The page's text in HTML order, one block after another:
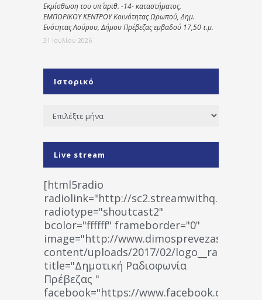
Εκμίσθωση του υπ΄ αριθ. -14- καταστήματος,
ΕΜΠΟΡΙΚΟΥ ΚΕΝΤΡΟΥ Κοινότητας Ωρωπού, Δημ.
Ενότητας Λούρου, Δήμου Πρέβεζας εμβαδού 17,50 τ.μ.
31 Ιουλίου 2026
Ιστορικό
Ιστορικό
Live stream
[html5radio
radiolink="http://
radiotype="shoutcast2"
bcolor="ffffff" frameborder="0"
image="http://www.dimosprevezas.gr/wp-
content/uploads/2017/02/
title="Δημοτική Ραδιοφωνία
Πρέβεζας "
facebook="https://www.facebook.com/